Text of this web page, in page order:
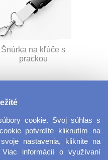
Šnúrka na kľúče s
prackou
Desiatový box
cookie. Svoj súhlas s
potvrdíte kliknutím na
nastavenia, kliknite na
Viac informácií o využívaní